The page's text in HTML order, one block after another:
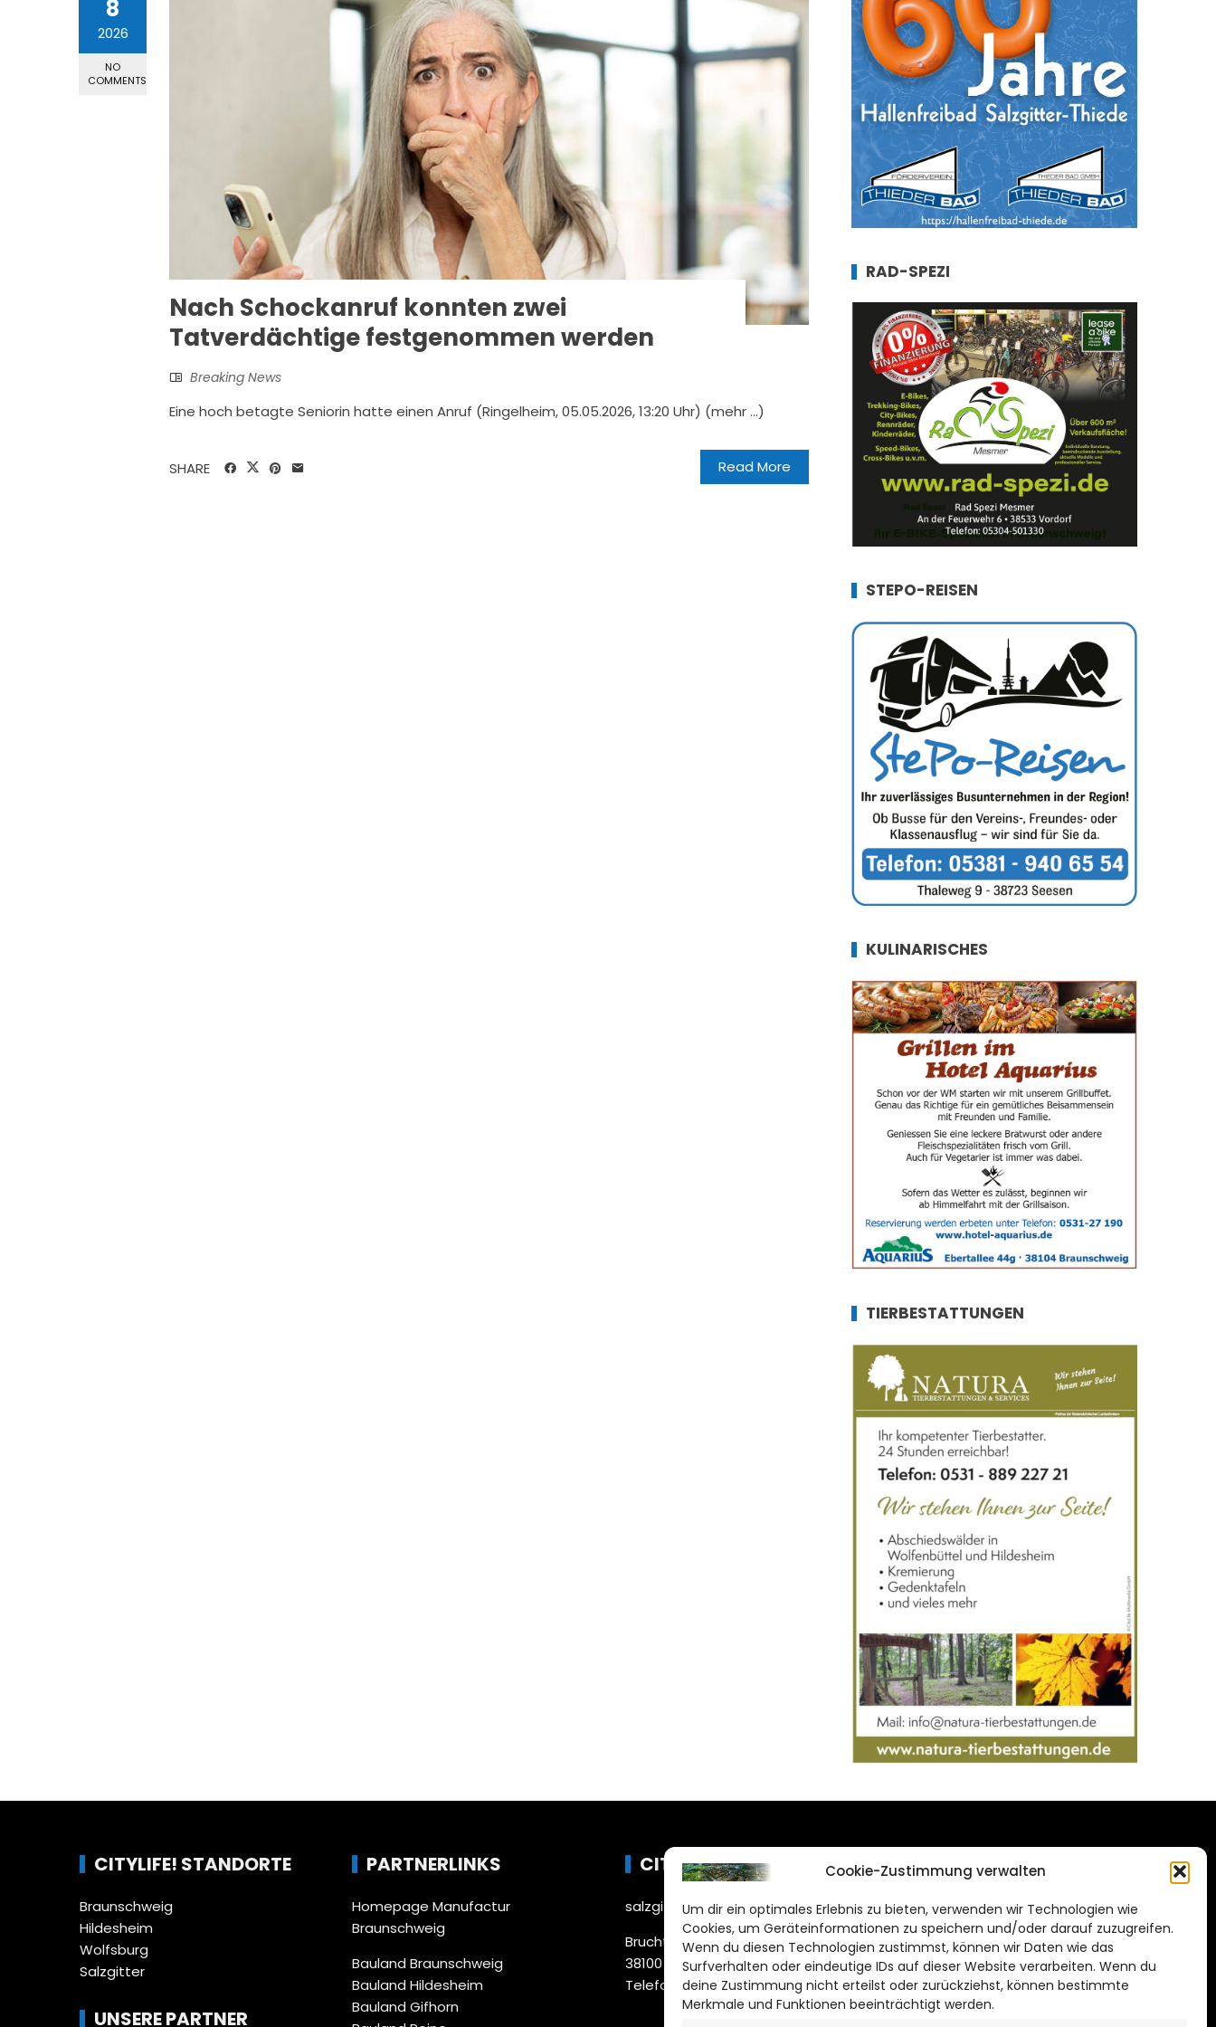
Cookie-Zustimmung verwalten
Um dir ein optimales Erlebnis zu bieten, verwenden wir Technologien wie
Cookies, um Geräteinformationen zu speichern und/oder darauf zuzugreifen.
Wenn du diesen Technologien zustimmst, können wir Daten wie das
Surfverhalten oder eindeutige IDs auf dieser Website verarbeiten. Wenn du
deine Zustimmung nicht erteilst oder zurückziehst, können bestimmte
Merkmale und Funktionen beeinträchtigt werden.
8
2026
NO
COMMENTS
Nach Schockanruf konnten zwei
Tatverdächtige festgenommen werden
Breaking News
Eine hoch betagte Seniorin hatte einen Anruf (Ringelheim, 05.05.2026, 13:20 Uhr) (mehr …)
Read More
SHARE
RAD-SPEZI
STEPO-REISEN
KULINARISCHES
TIERBESTATTUNGEN
CITYLIFE! STANDORTE
Braunschweig
Hildesheim
Wolfsburg
Salzgitter
UNSERE PARTNER
PARTNERLINKS
Homepage Manufactur
Braunschweig
Bauland Braunschweig
Bauland Hildesheim
Bauland Gifhorn
CITYLIFE!
salzgitter@citylifemedien.de
Bruchtorwall 12
38100 Braunschweig
Telefon: 0531 387220 – 65
DAS STADTMAGAZIN
FÜR SALZGITTER
Impressum
Datenschutzerklärung
Cookie Richtlinie
CITYLIFE! BEI FACEBOOK